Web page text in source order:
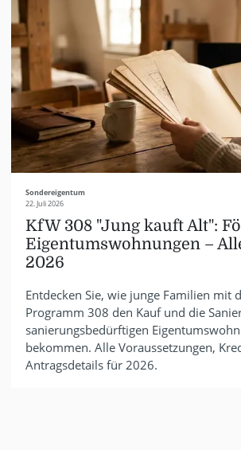
Sondereigentum
22. Juli 2026
KfW 308 "Jung kauft Alt":
Eigentumswohnungen –
2026
Entdecken Sie, wie junge Familien mit
Programm 308 den Kauf und die
sanierungsbedürftigen
bekommen. Alle Voraussetzungen,
Antragsdetails für 2026.